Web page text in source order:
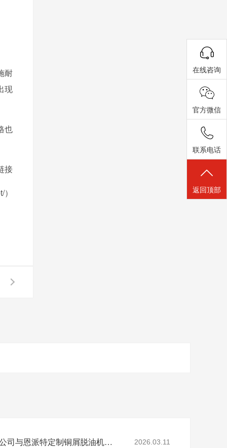
耐
现
也
接
陕西SR新材料股份有限公司与恩派特定制铜屑脱油机案例 2026.03.11
在线咨询
官方微信
联系电话
返回顶部